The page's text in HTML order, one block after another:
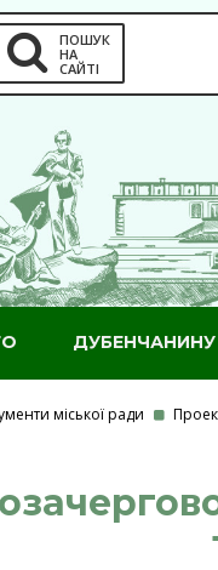
ПОШУК
НА
САЙТІ
ДУБЕНЧАНИНУ
міської ради